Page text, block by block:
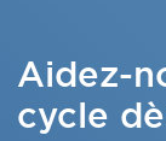
Aidez-
cycle